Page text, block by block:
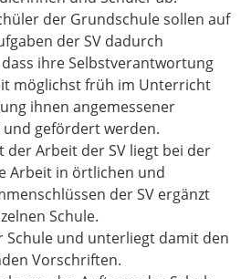
der Grundschule sollen auf
der SV dadurch
ihre Selbstverantwortung
möglichst früh im Unterricht
ihnen angemessener
gefördert werden.
der Arbeit der SV liegt bei der
Arbeit in örtlichen und
der SV ergänzt
Schule.
Schule und unterliegt damit den
Vorschriften.